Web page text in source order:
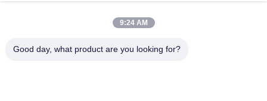
9:24 AM
Good day, what product are you looking for?